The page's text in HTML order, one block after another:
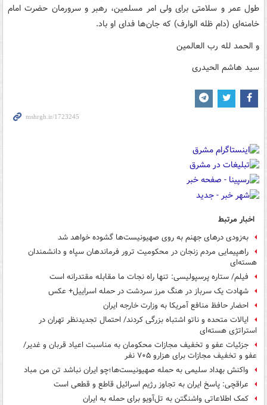
طول عمر و سلامتی برای ولی امر مسلمین، رهبر و سرورمان حضرت امام
خامنه‌ای (دام ظله الوارف) که جان‌ها فدای او باد.
و الحمد لله رب العالمین
سید هاشم الحیدری
اخبار مرتبط
به‌زودی درهای جهنم به روی صهیونیست‌ها گشوده خواهد شد
راهپیمایی مردم زنجان در محکومیت ترور فرماندهان سپاه و دانشمندان
هسته‌ای
فیلم/ ستاره پرسپولیسی: تنها راه نجات ما مقابله مقتدرانه است
شهادت یک سرباز در هنگ مرز سردشت در حمله اسراییل+ عکس
احضار حافظ منافع آمریکا به وزارت خارجه ایران
ایالات متحده و ناتو اشتباه بزرگی کردند/ احتمال تجدیدنظر تهران در
استراتژی هسته‌ای
جزئیات عفو و تخفیف مجازات محکومان به مناسبت اعیاد قربان و غدیر/
عفو و تخفیف مجازات برای هزارو ۷۰۵ نفر
واکنش بهداد سلیمی به حمله صهیونیست‌ها؛چو ایران نباشد تن من مباد
عراقچی: پاسخ ایران به تجاوز رژیم اسرائیل قاطع و قطعی است
کمک اطلاعاتی واشنگتن به تل‌آویو برای حمله به ایران